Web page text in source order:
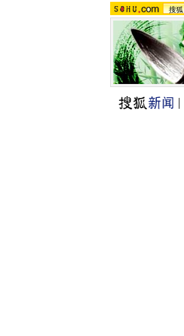
搜狐